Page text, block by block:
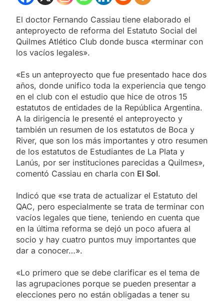
El doctor Fernando Cassiau tiene elaborado el
anteproyecto de reforma del Estatuto Social del
Quilmes Atlético Club donde busca «terminar con
los vacíos legales».
«Es un anteproyecto que fue presentado hace dos
años, donde unifico toda la experiencia que tengo
en el club con el estudio que hice de otros 15
estatutos de entidades de la República Argentina.
A la dirigencia le presenté el anteproyecto y
también un resumen de los estatutos de Boca y
River, que son los más importantes y otro resumen
de los estatutos de Estudiantes de La Plata y
Lanús, por ser instituciones parecidas a Quilmes»,
comentó Cassiau en charla con El Sol.
Indicó que «se trata de actualizar el Estatuto del
QAC, pero especialmente se trata de terminar con
vacíos legales que tiene, teniendo en cuenta que
en la última reforma se dejó un poco afuera al
socio y hay cuatro puntos muy importantes que
dar a conocer…».
«Lo primero que se debe clarificar es el tema de
las agrupaciones porque se pueden presentar a
elecciones pero no están obligadas a tener su